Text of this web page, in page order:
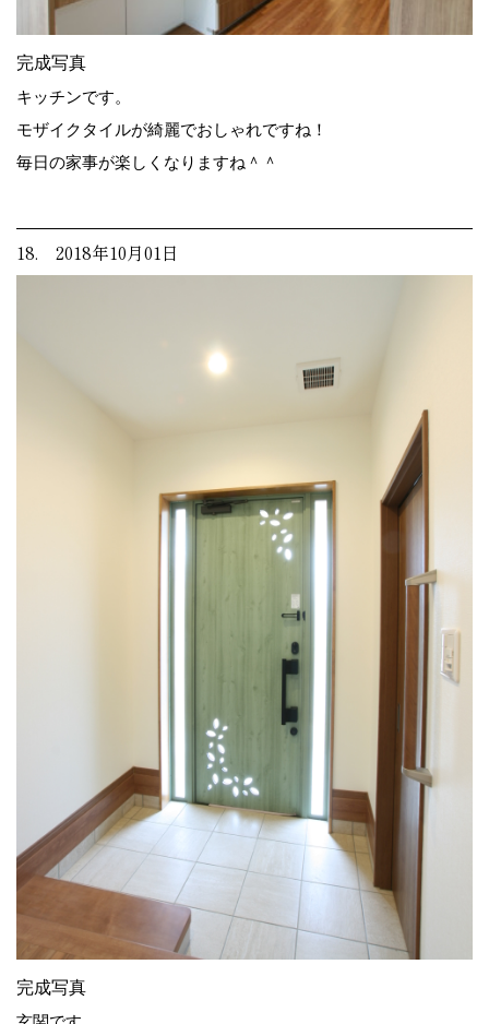
完成写真
キッチンです。
モザイクタイルが綺麗でおしゃれですね！
毎日の家事が楽しくなりますね＾＾
18. 2018年10月01日
完成写真